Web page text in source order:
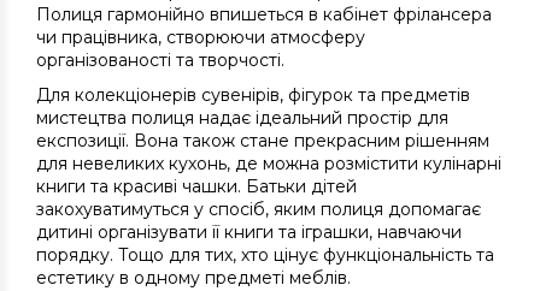
Полиця гармонійно впишеться в кабінет фрілансера
чи працівника, створюючи атмосферу
організованості та творчості.
Для колекціонерів сувенірів, фігурок та предметів
мистецтва полиця надає ідеальний простір для
експозиції. Вона також стане прекрасним рішенням
для невеликих кухонь, де можна розмістити кулінарні
книги та красиві чашки. Батьки дітей
закохуватимуться у спосіб, яким полиця допомагає
дитині організувати її книги та іграшки, навчаючи
порядку. Тощо для тих, хто цінує функціональність та
естетику в одному предметі меблів.